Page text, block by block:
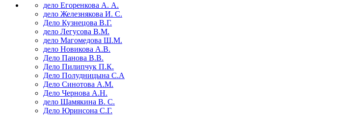
дело Егоренкова А. А.
дело Железнякова И. С.
Дело Кузнецова В.Г.
дело Легусова В.М.
дело Магомедова Ш.М.
дело Новикова А.В.
Дело Панова В.В.
Дело Пилипчук П.К.
Дело Полудницына С.А
Дело Синотова А.М.
Дело Чернова А.Н.
дело Шамякина В. С.
Дело Юринсона С.Г.